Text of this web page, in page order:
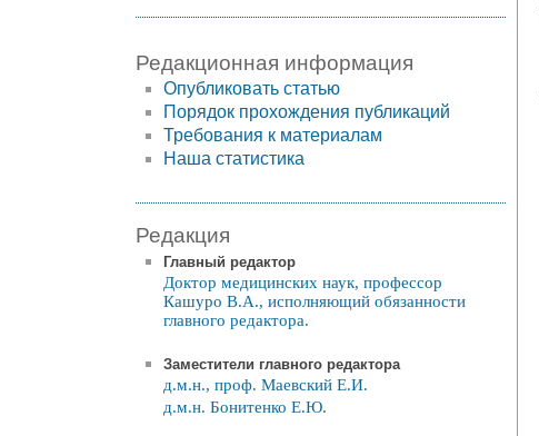
Редакционная информация
Опубликовать статью
Порядок прохождения публикаций
Требования к материалам
Наша статистика
Редакция
Главный редактор
Доктор медицинских наук, профессор
Кашуро В.А., исполняющий обязанности
главного редактора.
Заместители главного редактора
д.м.н., проф. Маевский Е.И.
д.м.н. Бонитенко Е.Ю.